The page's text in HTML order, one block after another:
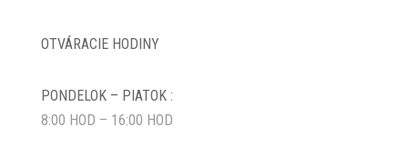
OTVÁRACIE HODINY
PONDELOK – PIATOK :
8:00 HOD – 16:00 HOD